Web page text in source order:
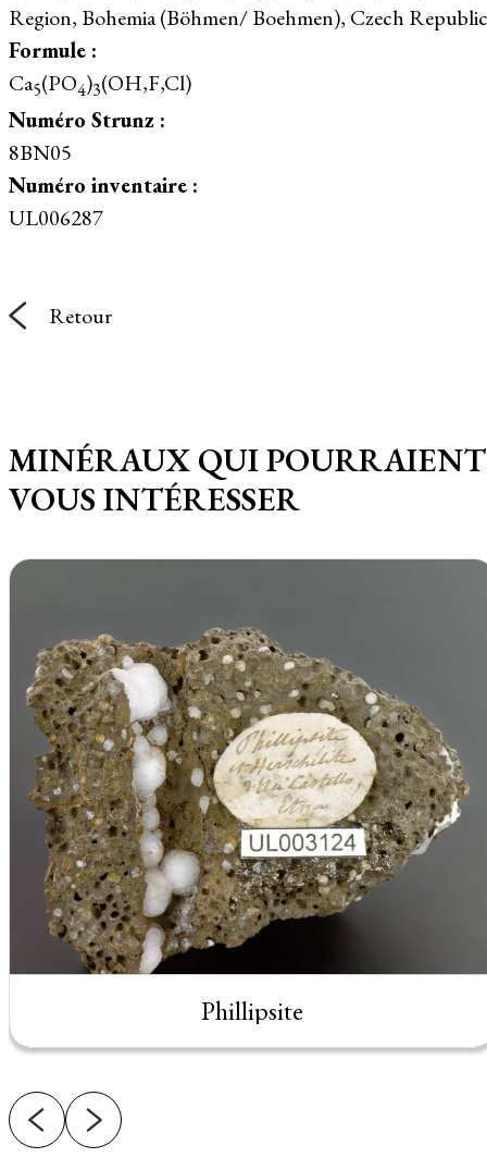
Region, Bohemia (Böhmen/ Boehmen), Czech Republic
Formule :
Ca5(PO4)3(OH,F,Cl)
Numéro Strunz :
8BN05
Numéro inventaire :
UL006287
Retour
MINÉRAUX QUI POURRAIENT
VOUS INTÉRESSER
Phillipsite